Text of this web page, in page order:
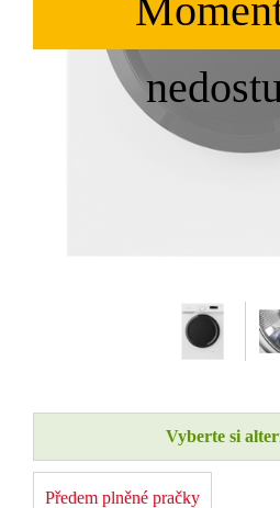
Vyberte si
Předem plněné pračky